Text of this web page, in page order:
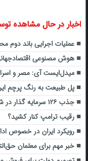
اخبار در حال مشاهده
عملیات اجرایی باند دوم
هوش مصنوعی
میدل‌ایست آی: مصر و
پل طبیعت به رنگ پرچم
جذب ۱۲۶ سرمایه گذار در شهرک های صنعتی قزوین
رقیب ترامپ کنار کشید؟
رویکرد ایران در خصوص
خبر مهم برای معلمان